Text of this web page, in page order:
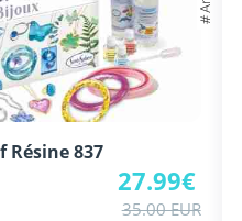
837
27.99€
35.00 EUR